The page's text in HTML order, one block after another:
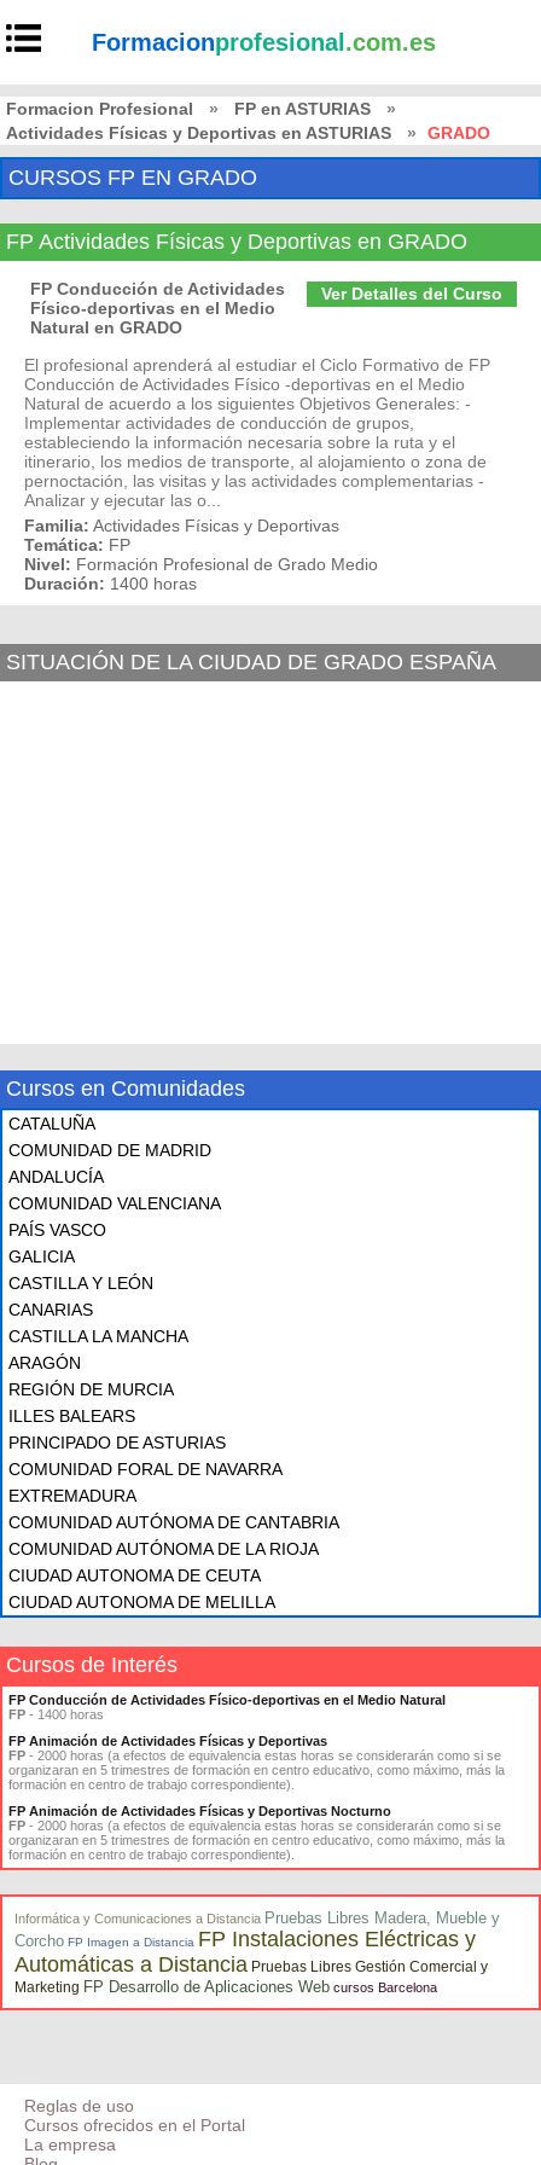
Formacionprofesional .com.es
Formacion Profesional » FP en ASTURIAS
»
Actividades Físicas y Deportivas en ASTURIAS
» GRADO
CURSOS FP EN GRADO
FP Actividades Físicas y Deportivas en GRADO
Ver Detalles del Curso
FP Conducción de Actividades
Físico-deportivas en el Medio
Natural en GRADO
El profesional aprenderá al estudiar el Ciclo Formativo de FP
Conducción de Actividades Físico -deportivas en el Medio
Natural de acuerdo a los siguientes Objetivos Generales: -
Implementar actividades de conducción de grupos,
estableciendo la información necesaria sobre la ruta y el
itinerario, los medios de transporte, al alojamiento o zona de
pernoctación, las visitas y las actividades complementarias -
Analizar y ejecutar las o...
Familia: Actividades Físicas y Deportivas
Temática: FP
Nivel: Formación Profesional de Grado Medio
Duración: 1400 horas
SITUACIÓN DE LA CIUDAD DE GRADO ESPAÑA
Cursos en Comunidades
CATALUÑA
COMUNIDAD DE MADRID
ANDALUCÍA
COMUNIDAD VALENCIANA
PAÍS VASCO
GALICIA
CASTILLA Y LEÓN
CANARIAS
CASTILLA LA MANCHA
ARAGÓN
REGIÓN DE MURCIA
ILLES BALEARS
PRINCIPADO DE ASTURIAS
COMUNIDAD FORAL DE NAVARRA
EXTREMADURA
COMUNIDAD AUTÓNOMA DE CANTABRIA
COMUNIDAD AUTÓNOMA DE LA RIOJA
CIUDAD AUTONOMA DE CEUTA
CIUDAD AUTONOMA DE MELILLA
Cursos de Interés
FP Conducción de Actividades Físico-deportivas en el Medio Natural
FP - 1400 horas
FP Animación de Actividades Físicas y Deportivas
FP - 2000 horas (a efectos de equivalencia estas horas se considerarán como si se
organizaran en 5 trimestres de formación en centro educativo, como máximo, más la
formación en centro de trabajo correspondiente).
FP Animación de Actividades Físicas y Deportivas Nocturno
FP - 2000 horas (a efectos de equivalencia estas horas se considerarán como si se
organizaran en 5 trimestres de formación en centro educativo, como máximo, más la
formación en centro de trabajo correspondiente).
Informática y Comunicaciones a Distancia Pruebas Libres Madera, Mueble y
Corcho FP Imagen a Distancia FP Instalaciones Eléctricas y
Automáticas a Distancia Pruebas Libres Gestión Comercial y
Marketing FP Desarrollo de Aplicaciones Web cursos Barcelona
Reglas de uso
Cursos ofrecidos en el Portal
La empresa